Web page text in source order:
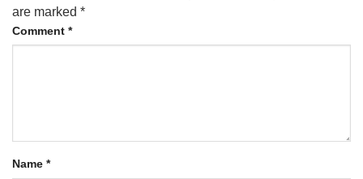
are marked *
Comment *
Name *